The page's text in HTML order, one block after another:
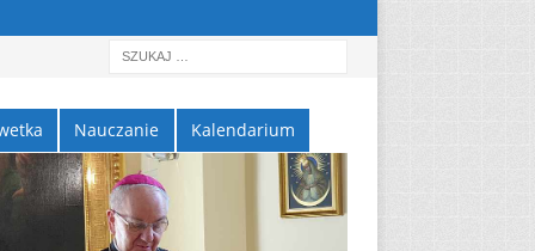
Nauczanie Kalendarium